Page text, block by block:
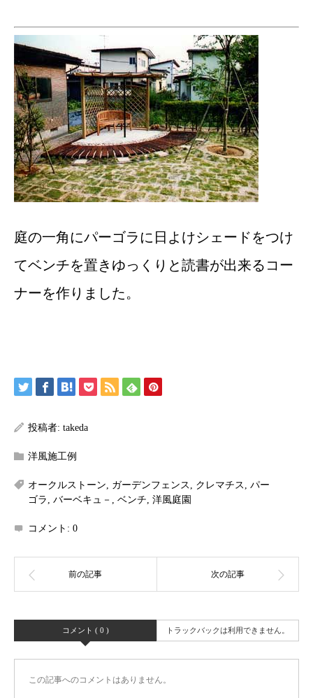
庭の一角にパーゴラに日よけシェードをつけ
てベンチを置きゆっくりと読書が出来るコー
ナーを作りました。
投稿者: takeda
洋風施工例
オークルストーン ガーデンフェンス クレマチス
パー
ゴラ
バーベキュ－ ベンチ 洋風庭園
コメント: 0
コメント ( 0 ) トラックバックは利用できません。
この記事へのコメントはありません。